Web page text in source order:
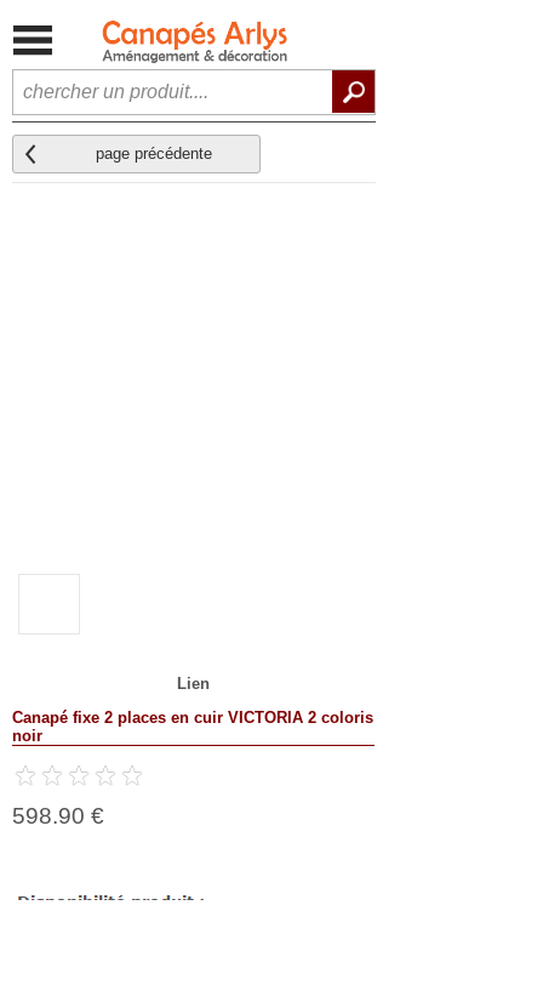
page précédente
Lien
Canapé fixe 2 places en cuir VICTORIA 2 coloris
noir
598.90 €